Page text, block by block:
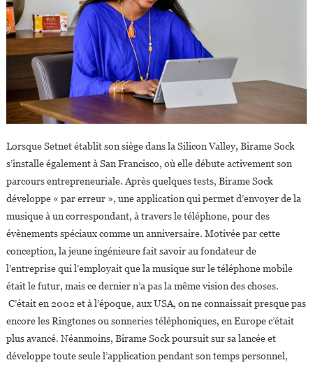
Lorsque Setnet établit son siège dans la Silicon Valley, Birame Sock
s’installe également à San Francisco, où elle débute activement son
parcours entrepreneuriale. Après quelques tests, Birame Sock
développe « par erreur », une application qui permet d’envoyer de la
musique à un correspondant, à travers le téléphone, pour des
évènements spéciaux comme un anniversaire. Motivée par cette
conception, la jeune ingénieure fait savoir au fondateur de
l’entreprise qui l’employait que la musique sur le téléphone mobile
était le futur, mais ce dernier n’a pas la même vision des choses.
C’était en 2002 et à l’époque, aux USA, on ne connaissait presque pas
encore les Ringtones ou sonneries téléphoniques, en Europe c’était
plus avancé. Néanmoins, Birame Sock poursuit sur sa lancée et
développe toute seule l’application pendant son temps personnel,